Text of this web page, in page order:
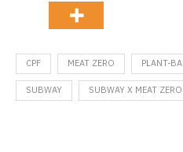
CPF MEAT ZERO
PLANT-
SUBWAY
SUBWAY X MEAT ZERO